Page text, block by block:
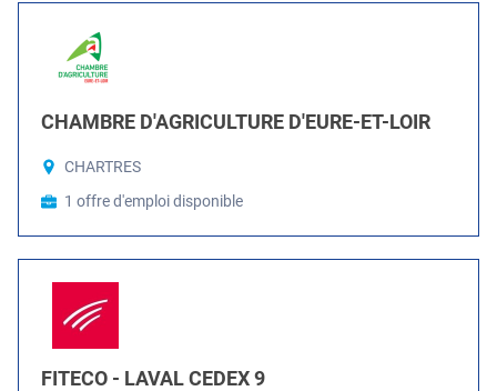
CHAMBRE D'AGRICULTURE D'EURE-ET-LOIR
CHARTRES
1 offre d'emploi disponible
FITECO - LAVAL CEDEX 9